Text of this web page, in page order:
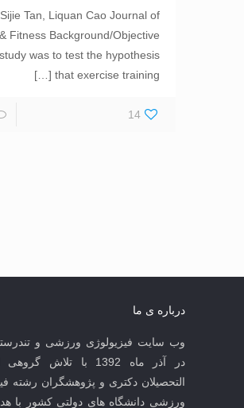
Tan, Liquan Cao Journal of
Fitness Background/Objective
was to test the hypothesis
that exercise training
[…]
14
درباره ی ما
وب سایت فیزیولوژی ورزشی و
در آذر ماه 1392 با تلاش
التحصیلان دکتری و پژوهشگران رشته
ورزشی دانشگاه های دولتی کشور با